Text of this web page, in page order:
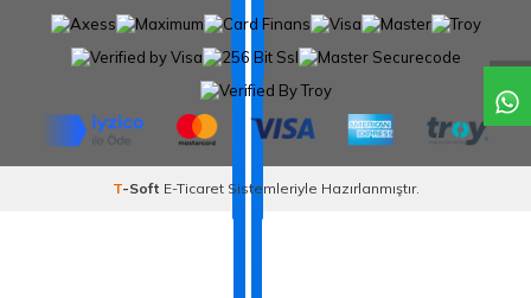
T-Soft E-TicaretSistemleriyle Hazırlanmıştır.